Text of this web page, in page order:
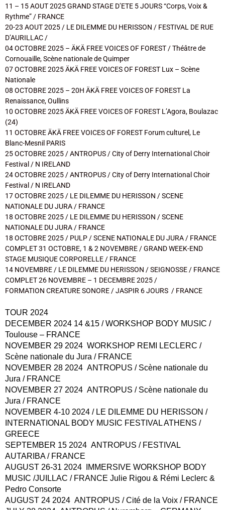
11 – 15 AOUT 2025 GRAND STAGE D’ETE 5 JOURS “Corps, Voix &
Rythme” / FRANCE
20-23 AOUT 2025 / LE DILEMME DU HERISSON / FESTIVAL DE RUE
D’AURILLAC /
04 OCTOBRE2025 – ÄKÄ FREE VOICES OF FOREST / Théâtre de
Cornouaille, Scène nationale de Quimper
07 OCTOBRE 2025 ÄKÄ FREE VOICES OF FOREST Lux – Scène
Nationale
08 OCTOBRE 2025 – 20H ÄKÄ FREE VOICES OF FOREST La
Renaissance, Oullins
10 OCTOBRE 2025 ÄKÄ FREE VOICES OF FOREST L’Agora, Boulazac
(24)
11 OCTOBRE ÄKÄ FREE VOICES OF FOREST Forum culturel, Le
Blanc-Mesnil PARIS
25 OCTOBRE 2025 / ANTROPUS / City of Derry International Choir
Festival / N IRELAND
24 OCTOBRE 2025 / ANTROPUS / City of Derry International Choir
Festival / N IRELAND
17 OCTOBRE 2025 / LE DILEMME DU HERISSON / SCENE
NATIONALE DU JURA / FRANCE
18 OCTOBRE 2025 / LE DILEMME DU HERISSON / SCENE
NATIONALE DU JURA / FRANCE
18 OCTOBRE 2025 / PULP / SCENE NATIONALE DU JURA / FRANCE
COMPLET 31 OCTOBRE, 1 & 2 NOVEMBRE / GRAND WEEK-END
STAGE MUSIQUE CORPORELLE / FRANCE
14 NOVEMBRE / LE DILEMME DU HERISSON / SEIGNOSSE / FRANCE
COMPLET 26 NOVEMBRE – 1 DECEMBRE 2025 /
FORMATION CREATURE SONORE / JASPIR 6 JOURS / FRANCE
TOUR 2024
DECEMBER 2024 14 &15 / WORKSHOP BODY MUSIC /
Toulouse – FRANCE
NOVEMBER 29 2024 WORKSHOP REMI LECLERC /
Scène nationale du Jura / FRANCE
NOVEMBER 28 2024 ANTROPUS / Scène nationale du
Jura / FRANCE
NOVEMBER 27 2024 ANTROPUS / Scène nationale du
Jura / FRANCE
NOVEMBER 4-10 2024 / LE DILEMME DU HERISSON /
INTERNATIONAL BODY MUSIC FESTIVAL ATHENS /
GREECE
SEPTEMBER 15 2024 ANTROPUS / FESTIVAL
AUTARIBA / FRANCE
AUGUST 26-31 2024
IMMERSIVE WORKSHOP BODY
MUSIC /JUILLAC / FRANCE Julie Rigou & Rémi Leclerc &
Pedro Consorte
AUGUST 24 2024 ANTROPUS / Cité de la Voix / FRANCE